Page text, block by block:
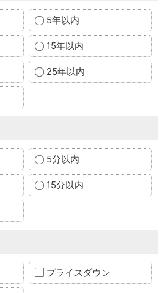
5年以内
15年以内
25年以内
5分以内
15分以内
プライスダウン